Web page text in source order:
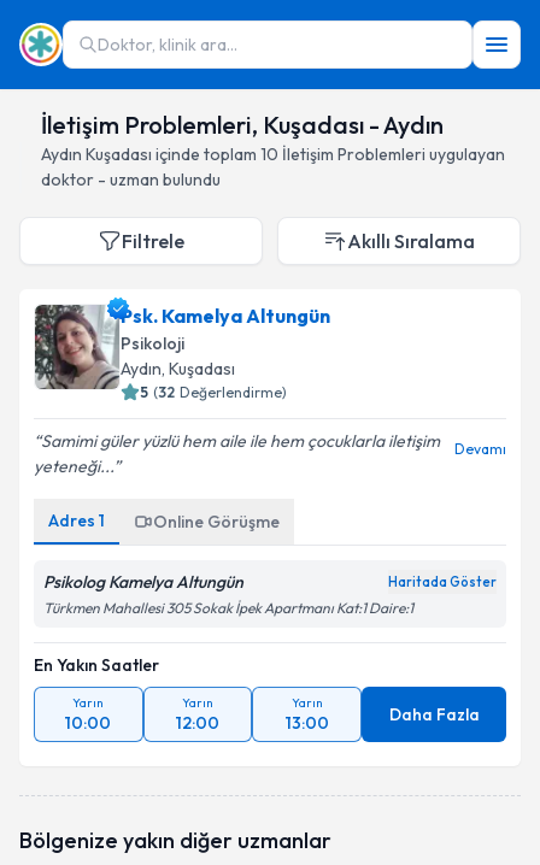
Doktor, klinik ara...
İletişim Problemleri, Kuşadası - Aydın
Aydın Kuşadası içinde toplam 10 İletişim Problemleri uygulayan
doktor - uzman bulundu
Filtrele Akıllı Sıralama
Psk. Kamelya Altungün
Psikoloji
Aydın, Kuşadası
5 (32 Değerlendirme)
Samimi güler yüzlü hem aile ile hem çocuklarla iletişim
yeteneği...
Devamı
Adres 1 Online Görüşme
Psikolog Kamelya Altungün Haritada Göster
Türkmen Mahallesi 305 Sokak İpek Apartmanı Kat:1 Daire:1
En Yakın Saatler
Yarın
10:00
Yarın
12:00
Yarın
13:00 Daha Fazla
Bölgenize yakın diğer uzmanlar